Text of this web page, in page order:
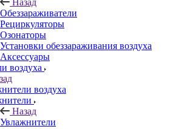
Назад
Обеззараживатели
Рециркуляторы
Озонаторы
Установки обеззараживания воздуха
Аксессуары
воздуха
воздуха
Назад
Увлажнители